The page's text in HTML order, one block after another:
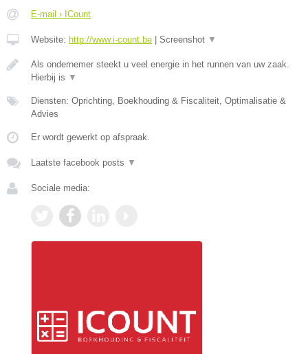
E-mail › ICount
Website: http://www.i-count.be Screenshot ▼
Als ondernemer steekt u veel energie in het runnen van uw zaak.
Hierbij is ▼
Diensten: Oprichting, Boekhouding & Fiscaliteit, Optimalisatie &
Advies
Er wordt gewerkt op afspraak.
Laatste facebook posts ▼
Sociale media: